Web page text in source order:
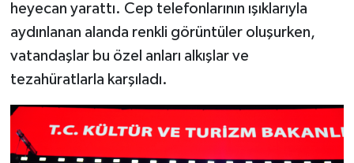
heyecan yarattı. Cep telefonlarının ışıklarıyla
aydınlanan alanda renkli görüntüler oluşurken,
vatandaşlar bu özel anları alkışlar ve
tezahüratlarla karşıladı.